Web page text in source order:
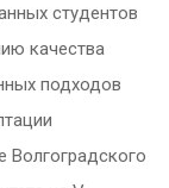
студентов
качества
подходов
Волгоградского